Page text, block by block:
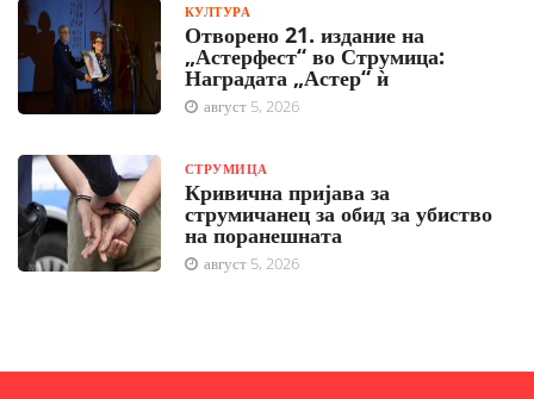
КУЛТУРА
Отворено 21. издание на
„Астерфест“ во Струмица:
Наградата „Астер“ ѝ
август 5, 2026
СТРУМИЦА
Кривична пријава за
струмичанец за обид за убиство
на поранешната
август 5, 2026